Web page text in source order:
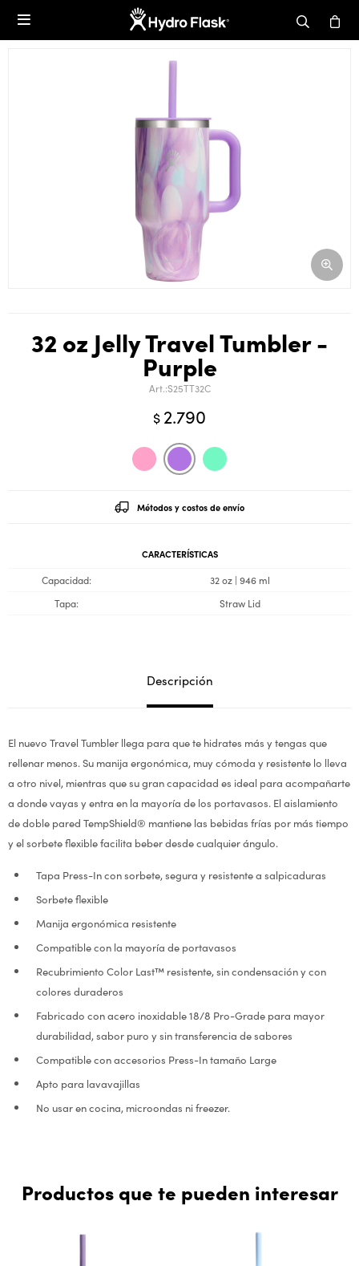

32 oz Jelly Travel Tumbler -
Purple
S25TT32C
$ 2.790
Métodos y costos de envío
CARACTERÍSTICAS
Capacidad
32 oz | 946 ml
Tapa
Straw Lid
Descripción
El nuevo Travel Tumbler llega para que te hidrates más y tengas que
rellenar menos. Su manija ergonómica, muy cómoda y resistente lo lleva
a otro nivel, mientras que su gran capacidad es ideal para acompañarte
a donde vayas y entra en la mayoría de los portavasos. El aislamiento
de doble pared TempShield® mantiene las bebidas frías por más tiempo
y el sorbete flexible facilita beber desde cualquier ángulo.
Tapa Press-In con sorbete, segura y resistente a salpicaduras
Sorbete flexible
Manija ergonómica resistente
Compatible con la mayoría de portavasos
Recubrimiento Color Last™ resistente, sin condensación y con
colores duraderos
Fabricado con acero inoxidable 18/8 Pro-Grade para mayor
durabilidad, sabor puro y sin transferencia de sabores
Compatible con accesorios Press-In tamaño Large
Apto para lavavajillas
No usar en cocina, microondas ni freezer.
Productos que te pueden interesar